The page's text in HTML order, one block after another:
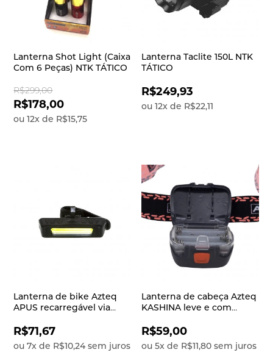
Lanterna Shot Light (Caixa
Com 6 Peças) NTK TÁTICO
R$299,00
R$178,00
ou12x de R$15,75
Lanterna Taclite 150L NTK
TÁTICO
R$249,93
ou 12xde R$22,11
Lanterna de bike Azteq
APUS recarregável via
suporte para prender no
canote ou guidon da bike
R$71,67
ou7x de R$10,24sem juros
Lanterna de cabeça Azteq
KASHINA leve e com
garante uma luz mais
limpa e potente em curta
distância
R$59,00
ou 5xde R$11,80sem juros